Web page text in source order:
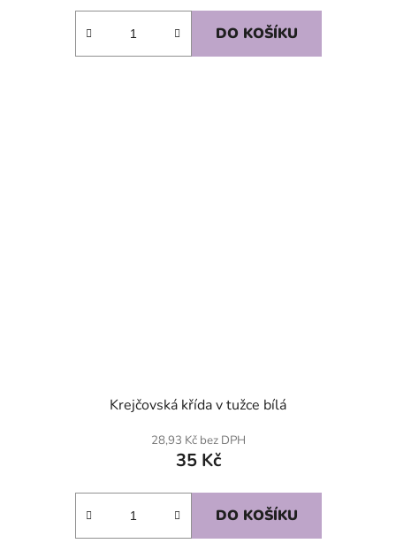
DO KOŠÍKU
Krejčovská křída v tužce bílá
28,93 Kč bez DPH
35 Kč
DO KOŠÍKU